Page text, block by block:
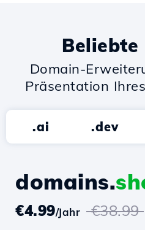
Beliebte
Domain-
Präsentation
.ai .dev
domains.
€4.99/Jahr €38.99